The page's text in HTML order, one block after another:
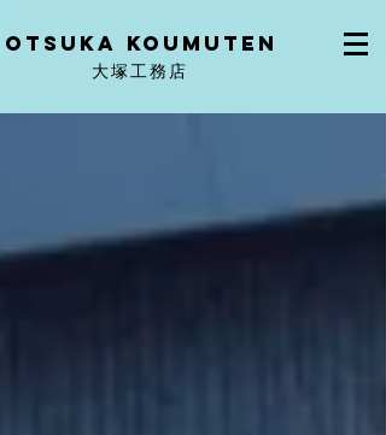
OtSuka KOUMUTEN
大塚工務店